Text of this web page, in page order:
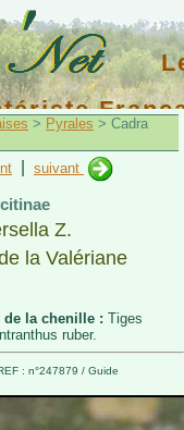
> Pyrales > Cadra
suivant
Z.
la Valériane
de la chenille : Tiges
ruber.
: n°247879 / Guide